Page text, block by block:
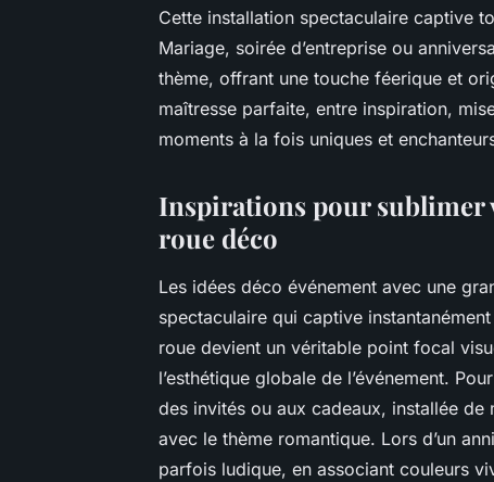
Cette installation spectaculaire captive
Mariage, soirée d’entreprise ou
thème, offrant une touche féerique et
maîtresse parfaite, entre inspiration,
moments à la fois uniques et
Inspirations pour sublimer
roue déco
Les idées déco événement avec une
spectaculaire qui captive
roue devient un véritable point focal
l’esthétique globale de l’événement.
des invités ou aux cadeaux, installée de
avec le thème romantique. Lors d’un
parfois ludique, en associant couleurs